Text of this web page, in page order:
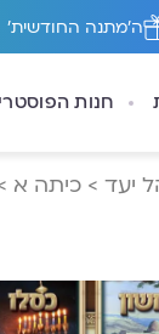
ה'מתנה החודשית'
חנות
יעד > כיתה א